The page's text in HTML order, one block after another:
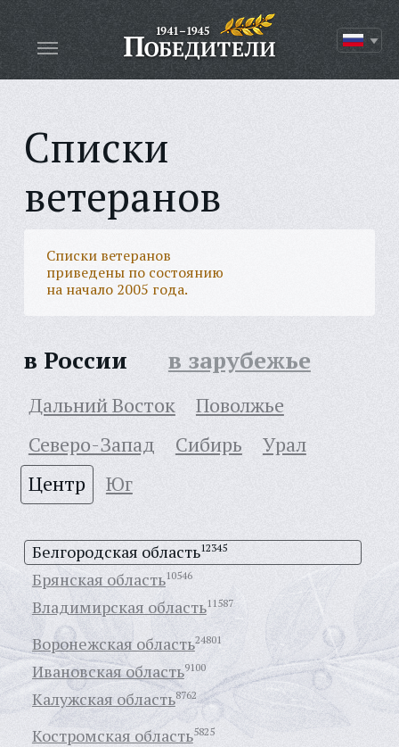
Списки
ветеранов
Списки ветеранов
приведены по состоянию
на начало 2005 года.
в России в зарубежье
Дальний Восток
Поволжье
Северо-Запад
Сибирь
Урал
Центр
Юг
Белгородская область12345
Брянская область10546
Владимирская область11587
Воронежская область24801
Ивановская область9100
Калужская область8762
Костромская область5825